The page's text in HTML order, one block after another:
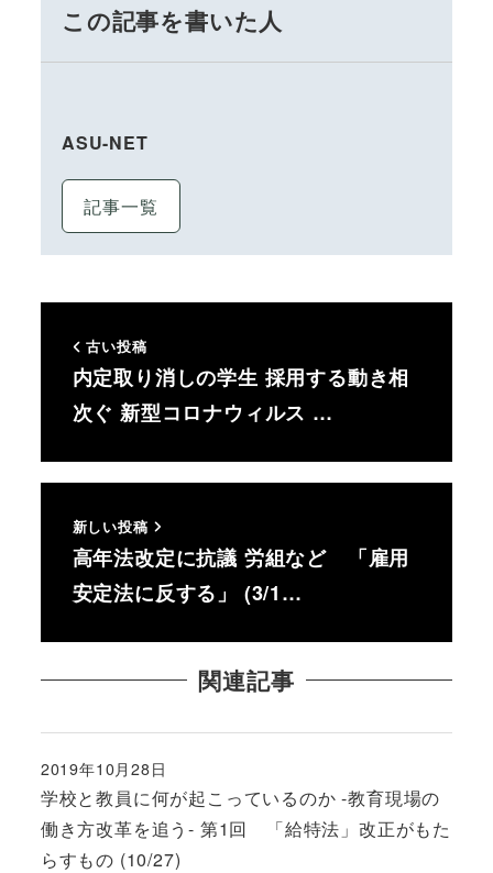
この記事を書いた人
ASU-NET
記事一覧
古い投稿
内定取り消しの学生 採用する動き相
次ぐ 新型コロナウィルス …
新しい投稿
高年法改定に抗議 労組など 「雇用
安定法に反する」 (3/1…
関連記事
学校と教員に何が起こっているのか -教育現場の
働き方改革を追う- 第1回 「給特法」改正がもた
らすもの (10/27)
投稿日
2019年10月28日